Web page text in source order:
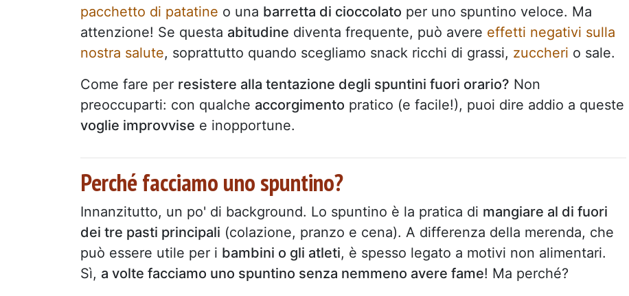
pacchetto di patatine o una barretta di cioccolato per uno spuntino veloce. Ma
attenzione! Se questa abitudine diventa frequente, può avere effetti negativi sulla
nostra salute, soprattutto quando scegliamo snack ricchi di grassi, zuccheri o sale.
Come fare per resistere alla tentazione degli spuntini fuori orario? Non
preoccuparti: con qualche accorgimento pratico (e facile!), puoi dire addio a queste
voglie improvvise e inopportune.
Perché facciamo uno spuntino?
Innanzitutto, un po' di background. Lo spuntino è la pratica di mangiare al di fuori
dei tre pasti principali (colazione, pranzo e cena). A differenza della merenda, che
può essere utile per i bambini o gli atleti, è spesso legato a motivi non alimentari.
Sì, a volte facciamo uno spuntino senza nemmeno avere fame! Ma perché?